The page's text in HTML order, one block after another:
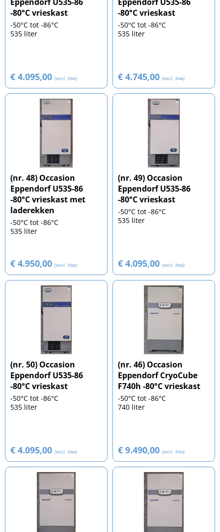
-80°C vrieskast
-50°C tot -86°C
535 liter
€ 4.095,00 (excl. btw)
-80°C vrieskast
-50°C tot -86°C
535 liter
€ 4.745,00 (excl. btw)
(nr. 48) Occasion
Eppendorf U535-86
-80°C vrieskast met
laderekken
-50°C tot -86°C
535 liter
€ 4.950,00 (excl. btw)
(nr. 49) Occasion
Eppendorf U535-86
-80°C vrieskast
-50°C tot -86°C
535 liter
€ 4.095,00 (excl. btw)
(nr. 50) Occasion
Eppendorf U535-86
-80°C vrieskast
-50°C tot -86°C
535 liter
€ 4.095,00 (excl. btw)
(nr. 46) Occasion
Eppendorf CryoCube
F740h -80°C vrieskast
-50°C tot -86°C
740 liter
€ 9.490,00 (excl. btw)